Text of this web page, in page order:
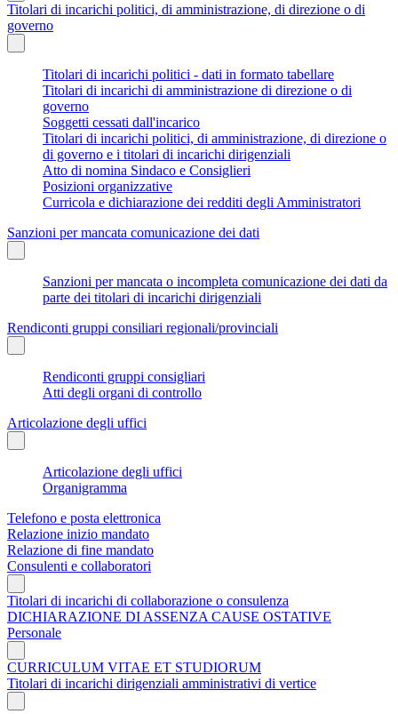
Titolari di incarichi politici, di amministrazione, di direzione o di
governo
Titolari di incarichi politici - dati in formato tabellare
Titolari di incarichi di amministrazione di direzione o di
governo
Soggetti cessati dall'incarico
Titolari di incarichi politici, di amministrazione, di direzione o
di governo e i titolari di incarichi dirigenziali
Atto di nomina Sindaco e Consiglieri
Posizioni organizzative
Curricola e dichiarazione dei redditi degli Amministratori
Sanzioni per mancata comunicazione dei dati
Sanzioni per mancata o incompleta comunicazione dei dati da
parte dei titolari di incarichi dirigenziali
Rendiconti gruppi consiliari regionali/provinciali
Rendiconti gruppi consigliari
Atti degli organi di controllo
Articolazione degli uffici
Articolazione degli uffici
Organigramma
Telefono e posta elettronica
Relazione inizio mandato
Relazione di fine mandato
Consulenti e collaboratori
Titolari di incarichi di collaborazione o consulenza
DICHIARAZIONE DI ASSENZA CAUSE OSTATIVE
Personale
CURRICULUM VITAE ET STUDIORUM
Titolari di incarichi dirigenziali amministrativi di vertice